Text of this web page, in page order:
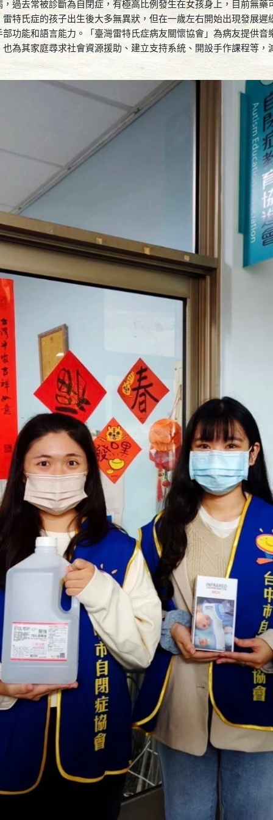
過去常被診斷為自閉症，有極高比例發生在女孩身上，目前無藥
特氏症的孩子出生後大多無異狀，但在一歲左右開始出現發展遲
功能和語言能力。「臺灣雷特氏症病友關懷協會」為病友提供音
為其家庭尋求社會資源援助、建立支持系統、開設手作課程等，